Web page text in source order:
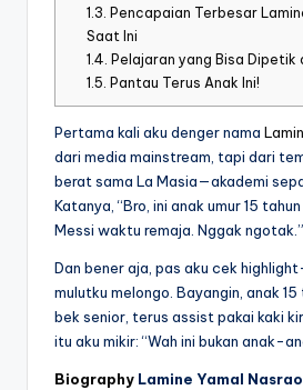
1.3. Pencapaian Terbesar
Saat Ini
1.4. Pelajaran yang Bisa Dipetik
1.5. Pantau Terus Anak Ini!
Pertama kali aku denger nama
dari media mainstream, tapi dari
berat sama La Masia—akademi
Katanya, “Bro, ini anak umur 15
Messi waktu remaja. Nggak ngotak.”
Dan bener aja, pas aku cek
mulutku melongo. Bayangin, anak
bek senior, terus assist pakai kaki
itu aku mikir: “Wah ini bukan anak-
Biography Lamine Yamal